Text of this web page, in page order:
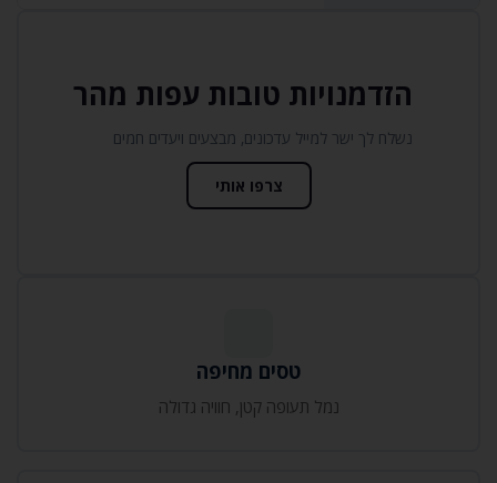
הזדמנויות טובות עפות מהר
נשלח לך ישר למייל עדכונים‚ מבצעים ויעדים חמים
צרפו אותי
טסים מחיפה
נמל תעופה קטן‚ חוויה גדולה